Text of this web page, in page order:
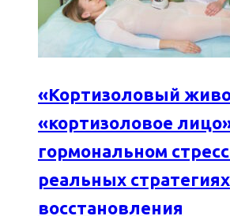
«Кортизоловый
«кортизоловое
гормональном
реальных стратегиях
восстановления